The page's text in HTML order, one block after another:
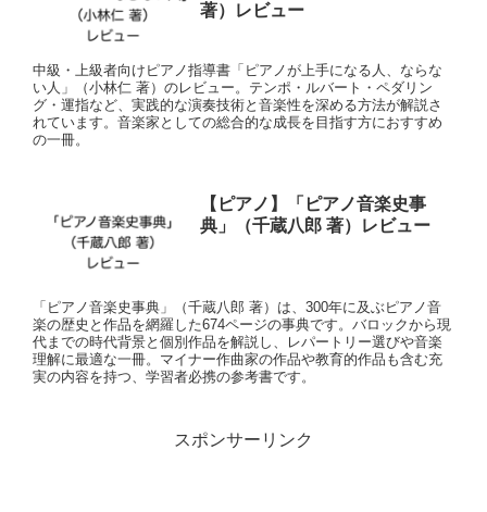
著）レビュー
中級・上級者向けピアノ指導書「ピアノが上手になる人、ならな
い人」（小林仁 著）のレビュー。テンポ・ルバート・ペダリン
グ・運指など、実践的な演奏技術と音楽性を深める方法が解説さ
れています。音楽家としての総合的な成長を目指す方におすすめ
の一冊。
【ピアノ】「ピアノ音楽史事
典」（千蔵八郎 著）レビュー
「ピアノ音楽史事典」（千蔵八郎 著）は、300年に及ぶピアノ音
楽の歴史と作品を網羅した674ページの事典です。バロックから現
代までの時代背景と個別作品を解説し、レパートリー選びや音楽
理解に最適な一冊。マイナー作曲家の作品や教育的作品も含む充
実の内容を持つ、学習者必携の参考書です。
スポンサーリンク